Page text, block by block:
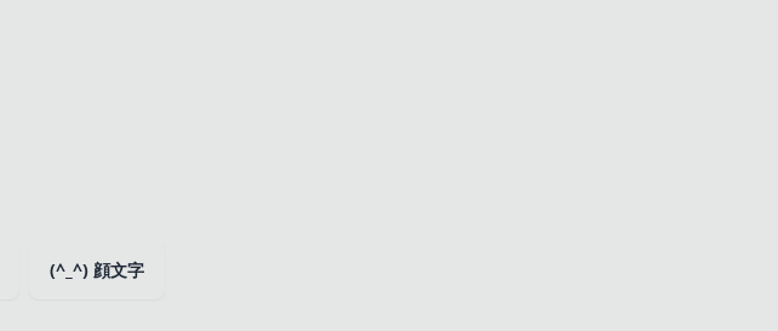
(^_^) 顔文字